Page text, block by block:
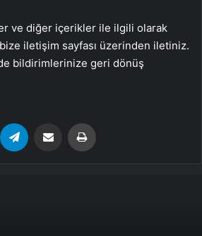
ve diğer içerikler ile ilgili olarak
iletişim sayfası üzerinden iletiniz.
bildirimlerinize geri dönüş
WhatsApp Email'den paylaş